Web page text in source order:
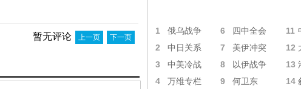
暂无评论 上一页 下一页
1 俄乌战争 6 四中全会 11
2 中日关系 7 美伊冲突 12
3 中美冷战 8 以伊战争 13
4 万维专栏 9 何卫东 14